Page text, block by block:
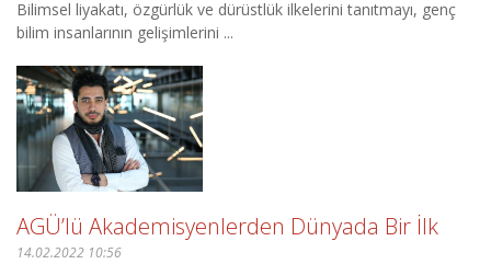
Bilimsel liyakatı, özgürlük ve dürüstlük ilkelerini tanıtmayı, genç
bilim insanlarının gelişimlerini ...
AGÜ’lü Akademisyenlerden Dünyada Bir İlk
14.02.2022 10:56